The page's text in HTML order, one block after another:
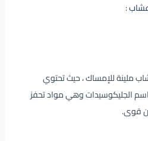
:
ملينة للإمساك ، حيث تحتوي
الجليكوسيدات وهي مواد تحفز
قوى.